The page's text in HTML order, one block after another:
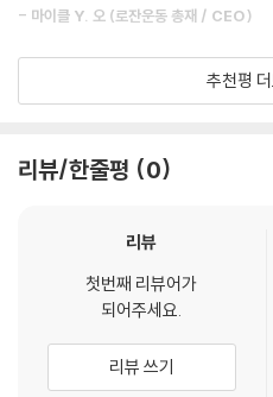
신앙, 상징, 활동을 초과한 짐처럼 뒤
에 터전 삼을 때 사람들은 더 열심히
-5부 디아스포라 선교의 지역적·국가
한국 교회 역사 전체와 디아스포라는
교를 한국에서 가르치는 것을 강력하
고자 하는 열망에 고국으로 돌아와
-5부 디아스포라 선교의 지역적·국
서, 이 책의 필자와 편집자는 전 세계
를 통해서 설명된 다. 마지막 7부에는
학’에 대한 현대교회의 기회와 책임을
교육자 컨설테이션의 서울선언문은 ‘
여하기 위한 선교학적 틀”이라고 정
따른 의도 적인 조치를 강구하는 신
이 디아스포라 선교학에 대한 포괄적
이 책의 초점은 세계 현황 속에 있는
아스포라의 현상학적 현실과 동향을
는 선교, 즉 주변 선교(Missions
사명을 살아내야 하는 우리 모두(선
등)에게는 너무나 절실해진 지금이다.
등의 50여 명의 집필진이 세계적으
행한 《Scattered and Gethered》
월한 전문가들이 번역했다.
6. “번역자인 문창선 선교사는 26년
역의 성경적 토대와 이론적 틀에 따
- 마이클 Y. 오 (로잔운동 총재 / CEO)
세계의 변화와 선교 환경의 급격한
시대의 핵심적 선교 사역이 되고 있
탈북자와 다문화 가정, 난민 사역에도
다. 내가 사역하는 토론토에도 엄청
계에서 몰려온 이민자, 난민, 유학생,
들의 문화와 종교를 피부로 느낄 수
나님이시다. 이런 기회를 하나님의
추천평
리뷰/한줄평 0
리뷰
첫번째 리뷰어가
되어주세요.
리뷰 쓰기